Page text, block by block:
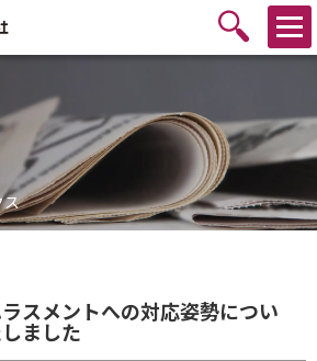
ス
ラスメントへの対応姿勢につい
ました